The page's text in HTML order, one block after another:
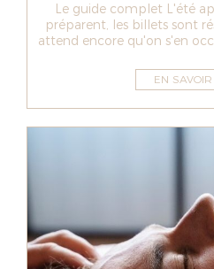
Le guide complet L'été
préparent, les billets sont
attend encore qu'on s'en
EN